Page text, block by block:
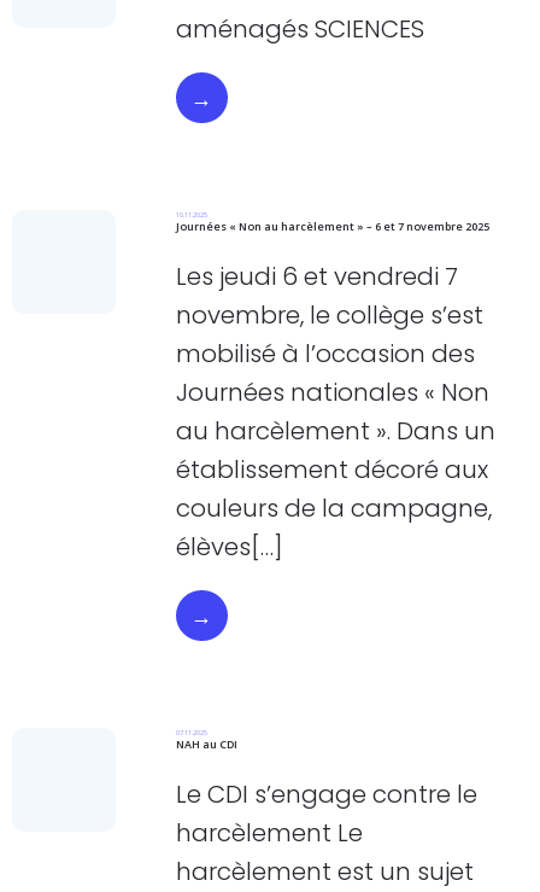
aménagés SCIENCES
→
10.11.2025
Journées « Non au harcèlement » – 6 et 7 novembre 2025
Les jeudi 6 et vendredi 7
novembre, le collège s’est
mobilisé à l’occasion des
Journées nationales « Non
au harcèlement ». Dans un
établissement décoré aux
couleurs de la campagne,
élèves[…]
→
07.11.2025
NAH au CDI
Le CDI s’engage contre le
harcèlement Le
harcèlement est un sujet